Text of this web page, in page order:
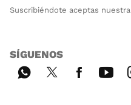
Suscribiéndote aceptas nuestra
SÍGUENOS